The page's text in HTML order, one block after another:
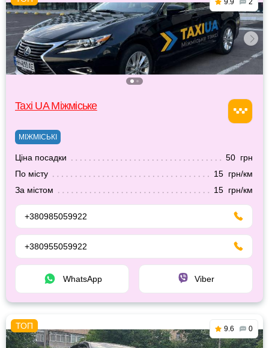
9.9 2
Taxi UA Міжміське
МІЖМІСЬКІ
Ціна посадки
50 грн
По місту
15 грн/км
За містом
15 грн/км
+380985059922
+380955059922
WhatsApp Viber
9.6 0